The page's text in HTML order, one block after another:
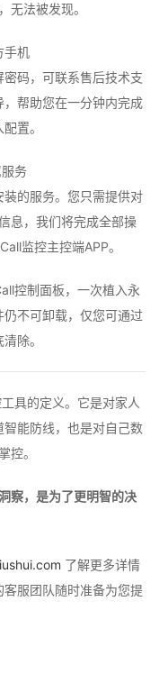
无法被发现。
手机
码，可联系售后技术支
帮助您在一分钟内完成
置。
务
的服务。您只需提供对
息，我们将完成全部操
监控主控端APP。
控制面板，一次植入永
不可卸载，仅您可通过
除。
具的定义。它是对家人
能防线，也是对自己数
控。
察，是为了更明智的决
了解更多详情
服团队随时准备为您提